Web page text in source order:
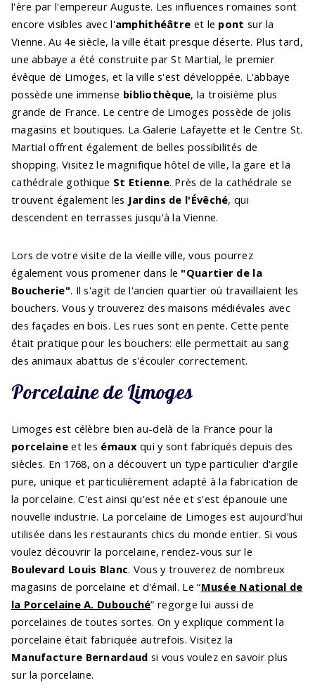
l'ère par l'empereur Auguste. Les influences romaines sont
encore visibles avec l'amphithéâtre et le pont sur la
Vienne. Au 4e siècle, la ville était presque déserte. Plus tard,
une abbaye a été construite par St Martial, le premier
évêque de Limoges, et la ville s'est développée. L'abbaye
possède une immense bibliothèque, la troisième plus
grande de France. Le centre de Limoges possède de jolis
magasins et boutiques. La Galerie Lafayette et le Centre St.
Martial offrent également de belles possibilités de
shopping. Visitez le magnifique hôtel de ville, la gare et la
cathédrale gothique St Etienne. Près de la cathédrale se
trouvent également les Jardins de l'Évêché, qui
descendent en terrasses jusqu'à la Vienne.
Lors de votre visite de la vieille ville, vous pourrez
également vous promener dans le "Quartier de la
Boucherie". Il s'agit de l'ancien quartier où travaillaient les
bouchers. Vous y trouverez des maisons médiévales avec
des façades en bois. Les rues sont en pente. Cette pente
était pratique pour les bouchers: elle permettait au sang
des animaux abattus de s'écouler correctement.
Porcelaine de Limoges
Limoges est célèbre bien au-delà de la France pour la
porcelaineet les émauxqui y sont fabriqués depuis des
siècles. En 1768, on a découvert un type particulier d'argile
pure, unique et particulièrement adapté à la fabrication de
la porcelaine. C'est ainsi qu'est née et s'est épanouie une
nouvelle industrie. La porcelaine de Limoges est aujourd'hui
utilisée dans les restaurants chics du monde entier. Si vous
voulez découvrir la porcelaine, rendez-vous sur le
Boulevard Louis Blanc. Vous y trouverez de nombreux
magasins de porcelaine et d'émail. Le “Musée National de
la Porcelaine A. Dubouché” regorge lui aussi de
porcelaines de toutes sortes. On y explique comment la
porcelaine était fabriquée autrefois. Visitez la
Manufacture Bernardaud si vous voulez en savoir plus
sur la porcelaine.